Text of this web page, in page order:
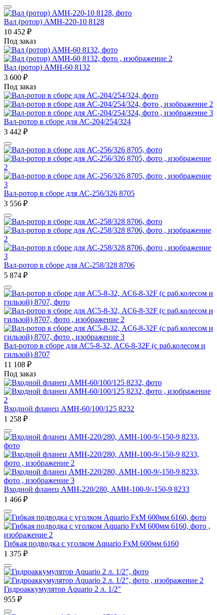
Вал (ротор) AMH-220-10 8128
10 452 ₽
Под заказ
Вал (ротор) AMH-60 8132
3 600 ₽
Под заказ
Вал-ротор в сборе для АС-204/254/324
3 442 ₽
Вал-ротор в сборе для АС-256/326 8705
3 556 ₽
Вал-ротор в сборе для АС-258/328 8706
5 874 ₽
Вал-ротор в сборе для АС5-8-32, AC6-8-32F (с раб.колесом и
гильзой) 8707
11 108 ₽
Под заказ
Входной фланец AMH-60/100/125 8232
1 258 ₽
Входной фланец АМН-220/280, AMH-100-9/-150-9 8233
1 466 ₽
Гибкая подводка с уголком Aquario FxM 600мм 6160
1 375 ₽
Гидроаккумулятор Aquario 2 л. 1/2"
955 ₽